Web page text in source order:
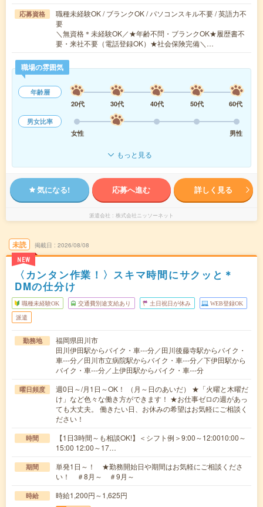
応募資格
職種未経験OK / ブランクOK / パソコンスキル不要 / 英語力不
要
＼無資格＊未経験OK／★年齢不問・ブランクOK★履歴書不
要・来社不要（電話登録OK）★社会保険完備＼…
職場の雰囲気
年齢層
20代
30代 40代 50代
60代
男女比率
女性
男性
もっと見る
気になる! 応募へ進む 詳しく見る
派遣会社 株式会社ニッソーネット
未読
NEW
掲載日 2026/08/08
〈カンタン作業！〉スキマ時間にサクッと＊
DMの仕分け
職種未経験OK 交通費別途支給あり 土日祝日が休み WEB登録OK
派遣
勤務地
福岡県田川市
田川伊田駅からバイク・車---分／田川後藤寺駅からバイク・
車---分／田川市立病院駅からバイク・車---分／下伊田駅から
バイク・車---分／上伊田駅からバイク・車---分
曜日頻度
週0日～/月1日～OK！ （月～日のあいだ） ★「火曜と木曜だ
け」など色々な働き方ができます！ ★お仕事ゼロの週があっ
ても大丈夫。 働きたい日、お休みの希望はお気軽にご相談く
ださい！
時間
【1日3時間～も相談OK!】＜シフト例＞9:00～12:0010:00～
15:00 12:00～17…
期間
単発1日～！ ★勤務開始日や期間はお気軽にご相談くださ
い！ ＃8月～ ＃9月～
時給 時給1,200円～1,625円